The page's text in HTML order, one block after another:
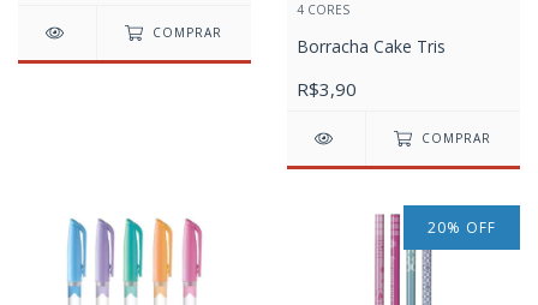
COMPRAR
4 CORES
Borracha Cake Tris
R$3,90
COMPRAR
20% OFF